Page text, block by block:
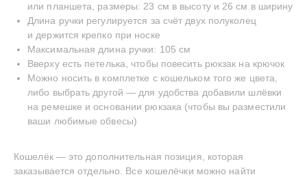
или планшета, размеры: 23 см в высоту и 26 см в ширину
Длина ручки регулируется за счёт двух полуколец
и держится крепко при носке
Максимальная длина ручки: 105 см
Вверху есть петелька, чтобы повесить рюкзак на крючок
Можно носить в комплетке с кошельком того же цвета,
либо выбрать другой — для удобства добавили шлёвки
на ремешке и основании рюкзака (чтобы вы разместили
ваши любимые обвесы)
Кошелёк — это дополнительная позиция, которая
заказывается отдельно. Все кошелёчки можно найти
INSTAGRAM
NON-OBJECTIVE
© BECENTAUREA СДЕЛАНО С ЛЮБОВЬЮ
YOUTUBE